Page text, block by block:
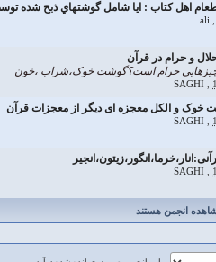
اهل كتاب : ايا شامل گوشتهاي ذبح شده
ali
و حرام در قرآن
حرام است؟گوشت خوک،شراب ،خون
SAGHI
خوک و الکل معجزه ای دیگر از معجزات قرآن
SAGHI
SAGHI
انجمن هستند